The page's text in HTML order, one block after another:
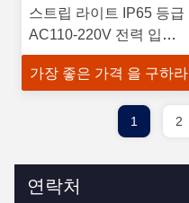
스트립 라이트 IP65 등급
AC110-220V 전력 입력
12V DC 출력
가장 좋은 가격 을 구하라
1 2
연락처